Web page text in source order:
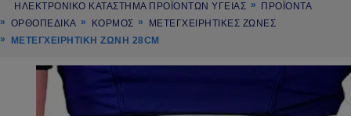
ΗΛΕΚΤΡΟΝΙΚΌ ΚΑΤΆΣΤΗΜΑ ΠΡΟΪΌΝΤΩΝ ΥΓΕΊΑΣ
ΠΡΟΪΌΝΤΑ
ΟΡΘΟΠΕΔΙΚΑ
ΚΟΡΜΟΣ
ΜΕΤΕΓΧΕΙΡΗΤΙΚΕΣ ΖΩΝΕΣ
ΜΕΤΕΓΧΕΙΡΗΤΙΚΉ ΖΏΝΗ 28CM